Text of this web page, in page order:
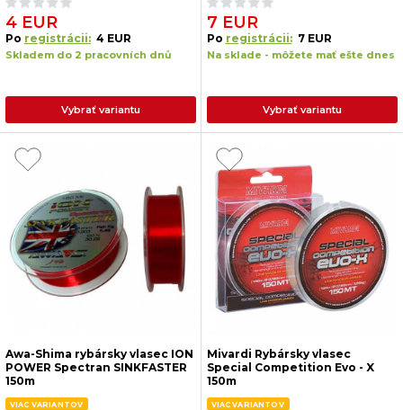
4 EUR
Po registrácii: 4 EUR
Skladem do 2 pracovních dnů
Vybrať variantu
7 EUR
Po registrácii: 7 EUR
Na sklade - môžete mať ešte dnes
Vybrať variantu
Awa-Shima rybársky vlasec ION
POWER Spectran SINKFASTER
150m
VIAC VARIANTOV
Mivardi Rybársky vlasec
Special Competition Evo - X
150m
VIAC VARIANTOV